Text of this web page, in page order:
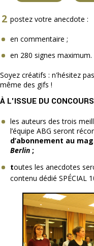
postez votre anecdote :
en commentaire ;
en 280 signes maximum.
Soyez créatifs : n'hésitez
même des gifs !
À L'ISSUE DU
les auteurs des trois
l’équipe ABG seront
d’abonnement au
Berlin ;
toutes les anecdotes
contenu dédié SPÉCIAL